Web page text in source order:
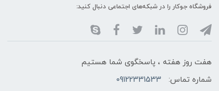
فروشگاه جوکار را در شبکه‌های اجتماعی دنبال کنید:
هفت روز هفته ، پاسخگوی شما هستیم
شماره تماس:
09122331533